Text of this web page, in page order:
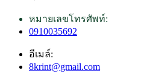
หมายเลขโทรศัพท์:
0910035692
อีเมล์:
8krint@gmail.com